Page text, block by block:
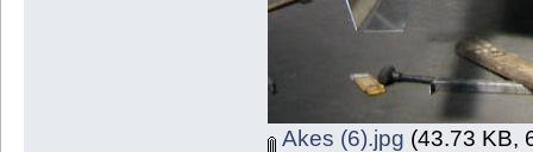
Akes (6).jpg (43.73 KB,